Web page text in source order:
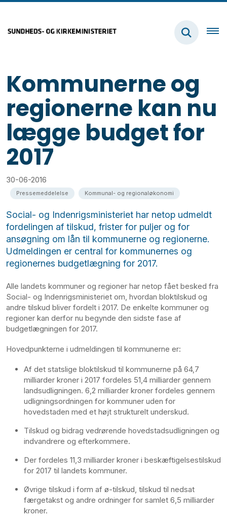
Kommunerne og
regionerne kan nu
lægge budget for
2017
30-06-2016
Pressemeddelelse Kommunal- og regionaløkonomi
Social- og Indenrigsministeriet har netop udmeldt
fordelingen af tilskud, frister for puljer og for
ansøgning om lån til kommunerne og regionerne.
Udmeldingen er central for kommunernes og
regionernes budgetlægning for 2017.
Alle landets kommuner og regioner har netop fået besked fra
Social- og Indenrigsministeriet om, hvordan bloktilskud og
andre tilskud bliver fordelt i 2017. De enkelte kommuner og
regioner kan derfor nu begynde den sidste fase af
budgetlægningen for 2017.
Hovedpunkterne i udmeldingen til kommunerne er:
Af det statslige bloktilskud til kommunerne på 64,7
milliarder kroner i 2017 fordeles 51,4 milliarder gennem
landsudligningen. 6,2 milliarder kroner fordeles gennem
udligningsordningen for kommuner uden for
hovedstaden med et højt strukturelt underskud.
Tilskud og bidrag vedrørende hovedstadsudligningen og
indvandrere og efterkommere.
Der fordeles 11,3 milliarder kroner i beskæftigelsestilskud
for 2017 til landets kommuner.
Øvrige tilskud i form af ø-tilskud, tilskud til nedsat
færgetakst og andre ordninger for samlet 6,5 milliarder
kroner.